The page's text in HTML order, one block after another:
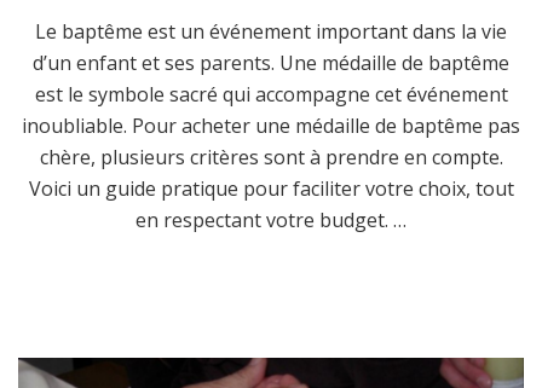
Le baptême est un événement important dans la vie
d’un enfant et ses parents. Une médaille de baptême
est le symbole sacré qui accompagne cet événement
inoubliable. Pour acheter une médaille de baptême pas
chère, plusieurs critères sont à prendre en compte.
Voici un guide pratique pour faciliter votre choix, tout
en respectant votre budget. …